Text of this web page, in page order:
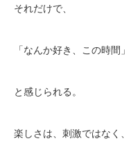
それだけで、
「なんか好き、この時間」
と感じられる。
楽しさは、刺激ではなく、